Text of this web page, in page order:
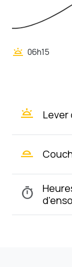
wb_twilight 06h15
wb_twilight Lever
wb_twilight_2
timer